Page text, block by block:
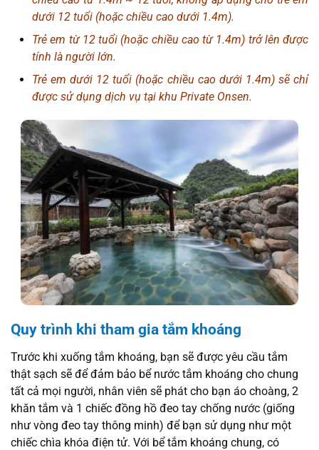
dưới 12 tuổi (hoặc chiều cao dưới 1.4m).
Trẻ em từ 12 tuổi (hoặc chiều cao từ 1.4m) trở lên được
tính là người lớn.
Trẻ em dưới 12 tuổi (hoặc chiều cao dưới 1.4m) sẽ chỉ
được sử dụng dịch vụ tại khu Private Onsen.
Quy trình khi tham gia tắm khoáng
Trước khi xuống tắm khoáng, bạn sẽ được yêu cầu tắm
thật sạch sẽ để đảm bảo bể nước tắm khoáng cho chung
tất cả mọi người, nhân viên sẽ phát cho bạn áo choàng, 2
khăn tắm và 1 chiếc đồng hồ đeo tay chống nước (giống
như vòng đeo tay thông minh) để bạn sử dụng như một
chiếc chìa khóa điện tử. Với bể tắm khoáng chung, có